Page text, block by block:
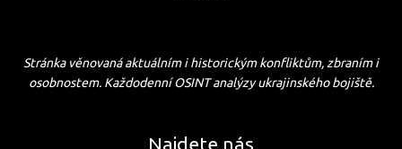
Stránka věnovaná aktuálním i historickým konfliktům, zbraním i
osobnostem. Každodenní OSINT analýzy ukrajinského bojiště.
Najdete nás